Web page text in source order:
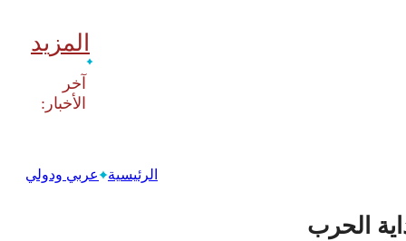
المزيد
‫آخر
الرئيسية عربي ودولي
الحرب